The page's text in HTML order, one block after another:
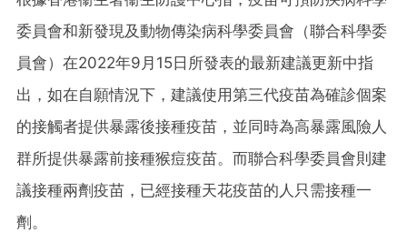
委員會和新發現及動物傳染病科學委員會（聯合科學委
員會）在2022年9月15日所發表的最新建議更新中指
出，如在自願情況下，建議使用第三代疫苗為確診個案
的接觸者提供暴露後接種疫苗，並同時為高暴露風險人
群所提供暴露前接種猴痘疫苗。而聯合科學委員會則建
議接種兩劑疫苗，已經接種天花疫苗的人只需接種一
劑。